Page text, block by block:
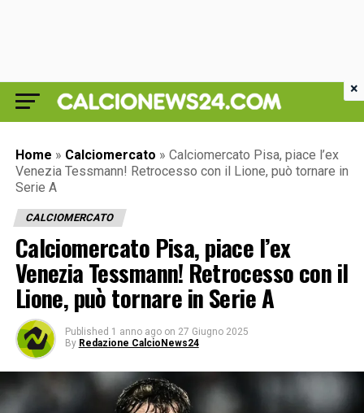
Home » Calciomercato » Calciomercato Pisa, piace l’ex
Venezia Tessmann! Retrocesso con il Lione, può tornare in
Serie A
CALCIOMERCATO
Calciomercato Pisa, piace l’ex
Venezia Tessmann! Retrocesso con il
Lione, può tornare in Serie A
Published 1 anno ago on 27 Giugno 2025
By Redazione CalcioNews24
×